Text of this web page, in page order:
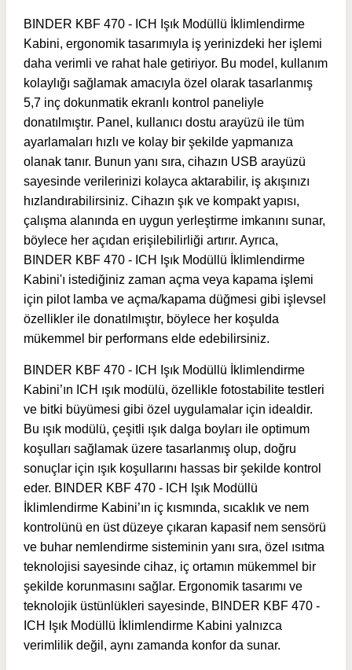
BINDER KBF 470 - ICH Işık Modüllü İklimlendirme
Kabini, ergonomik tasarımıyla iş yerinizdeki her işlemi
daha verimli ve rahat hale getiriyor. Bu model, kullanım
kolaylığı sağlamak amacıyla özel olarak tasarlanmış
5,7 inç dokunmatik ekranlı kontrol paneliyle
donatılmıştır. Panel, kullanıcı dostu arayüzü ile tüm
ayarlamaları hızlı ve kolay bir şekilde yapmanıza
olanak tanır. Bunun yanı sıra, cihazın USB arayüzü
sayesinde verilerinizi kolayca aktarabilir, iş akışınızı
hızlandırabilirsiniz. Cihazın şık ve kompakt yapısı,
çalışma alanında en uygun yerleştirme imkanını sunar,
böylece her açıdan erişilebilirliği artırır. Ayrıca,
BINDER KBF 470 - ICH Işık Modüllü İklimlendirme
Kabini'ı istediğiniz zaman açma veya kapama işlemi
için pilot lamba ve açma/kapama düğmesi gibi işlevsel
özellikler ile donatılmıştır, böylece her koşulda
mükemmel bir performans elde edebilirsiniz.
BINDER KBF 470 - ICH Işık Modüllü İklimlendirme
Kabini’ın ICH ışık modülü, özellikle fotostabilite testleri
ve bitki büyümesi gibi özel uygulamalar için idealdir.
Bu ışık modülü, çeşitli ışık dalga boyları ile optimum
koşulları sağlamak üzere tasarlanmış olup, doğru
sonuçlar için ışık koşullarını hassas bir şekilde kontrol
eder. BINDER KBF 470 - ICH Işık Modüllü
İklimlendirme Kabini’ın iç kısmında, sıcaklık ve nem
kontrolünü en üst düzeye çıkaran kapasif nem sensörü
ve buhar nemlendirme sisteminin yanı sıra, özel ısıtma
teknolojisi sayesinde cihaz, iç ortamın mükemmel bir
şekilde korunmasını sağlar. Ergonomik tasarımı ve
teknolojik üstünlükleri sayesinde, BINDER KBF 470 -
ICH Işık Modüllü İklimlendirme Kabini yalnızca
verimlilik değil, aynı zamanda konfor da sunar.